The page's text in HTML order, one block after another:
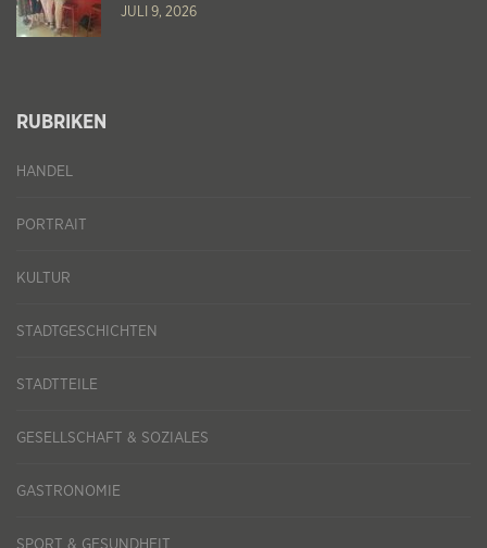
JULI 9, 2026
RUBRIKEN
HANDEL
PORTRAIT
KULTUR
STADTGESCHICHTEN
STADTTEILE
GESELLSCHAFT & SOZIALES
GASTRONOMIE